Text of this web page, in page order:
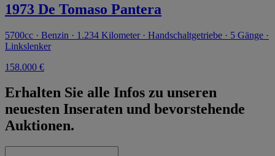
1973 De Tomaso Pantera
5700cc · Benzin · 1.234 Kilometer · Handschaltgetriebe · 5 Gänge ·
Linkslenker
158.000 €
Erhalten Sie alle Infos zu unseren
neuesten Inseraten und bevorstehende
Auktionen.